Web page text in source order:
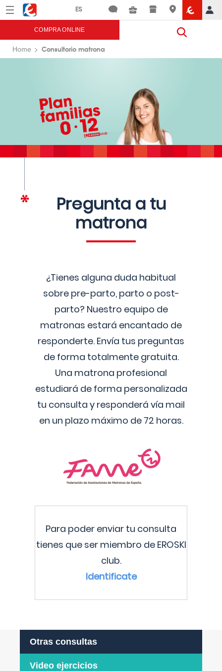
Menú Eroski
COMPRA ONLINE
Home Consultorio matrona
Pregunta a tu
matrona
¿Tienes alguna duda habitual
sobre pre-parto, parto o post-
parto? Nuestro equipo de
matronas estará encantado de
responderte. Envía tus preguntas
de forma totalmente gratuita.
Una matrona profesional
estudiará de forma personalizada
tu consulta y responderá vía mail
en un plazo máximo de 72 horas.
Para poder enviar tu consulta
tienes que ser miembro de EROSKI
club.
Identificate
Otras consultas
Video ejercicios